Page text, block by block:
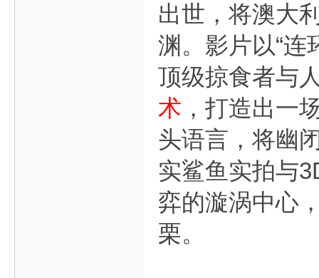
出世，将澳大
渊。影片以“连
顶级掠食者与
术 ，打造出一
头语言，将幽
实鲨鱼实拍与
弈的漩涡中心
栗。